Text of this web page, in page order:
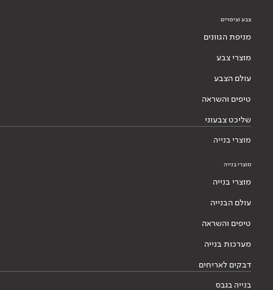
צבע וציפויים
מניפת הגוונים
מוצרי צבע
עולם הצבע
טיפים והשראה
שליכט צבעוני
מוצרי בנייה
מוצרי בנייה
מוצרי בנייה
עולם הבנייה
טיפים והשראה
מערכות בנייה
דבקים לאריחים
בנייה בגבס